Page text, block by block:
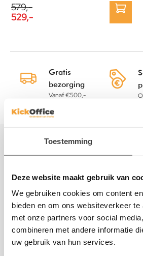
Toestemming
Deze website maakt gebruik van
We gebruiken cookies om content
bieden en om ons websiteverkeer
met onze partners voor social
combineren met andere informatie
uw gebruik van hun services.
579,-
529,-
Gratis
bezorging
Vanaf €500,-
Informatie
Kasten
Tafels
Bureaustoelen